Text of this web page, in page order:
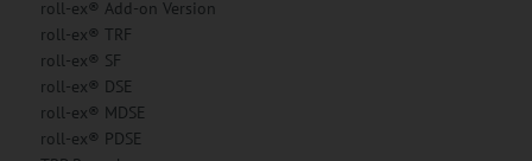
roll-ex® Add-on Version
roll-ex® TRF
roll-ex® SF
roll-ex® DSE
roll-ex® MDSE
roll-ex® PDSE